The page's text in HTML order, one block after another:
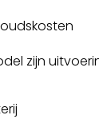
zijn